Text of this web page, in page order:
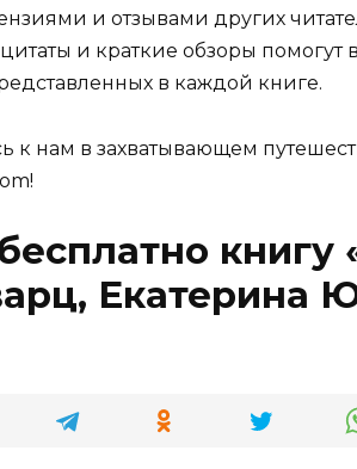
и отзывами других
и краткие обзоры помогут
в каждой книге.
к нам в захватывающем
книгу
Екатерина